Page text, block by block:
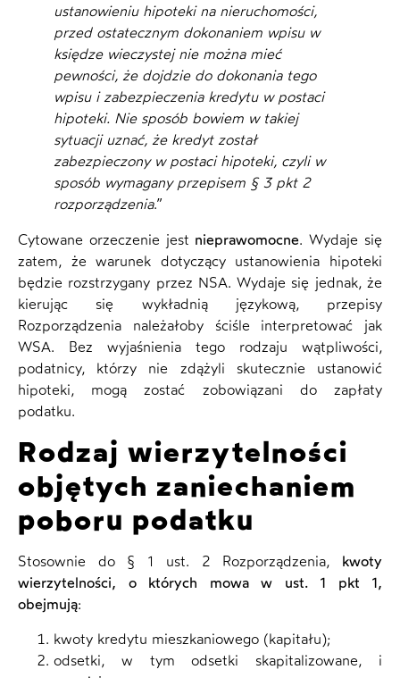
ustanowieniu hipoteki na nieruchomości,
przed ostatecznym dokonaniem wpisu w
księdze wieczystej nie można mieć
pewności, że dojdzie do dokonania tego
wpisu i zabezpieczenia kredytu w postaci
hipoteki. Nie sposób bowiem w takiej
sytuacji uznać, że kredyt został
zabezpieczony w postaci hipoteki, czyli w
sposób wymagany przepisem § 3 pkt 2
rozporządzenia.”
Cytowane orzeczenie jest nieprawomocne. Wydaje się
zatem, że warunek dotyczący ustanowienia hipoteki
będzie rozstrzygany przez NSA. Wydaje się jednak, że
kierując się wykładnią językową, przepisy
Rozporządzenia należałoby ściśle interpretować jak
WSA. Bez wyjaśnienia tego rodzaju wątpliwości,
podatnicy, którzy nie zdążyli skutecznie ustanowić
hipoteki, mogą zostać zobowiązani do zapłaty
podatku.
Rodzaj wierzytelności
objętych zaniechaniem
poboru podatku
Stosownie do § 1 ust. 2 Rozporządzenia, kwoty
wierzytelności, o których mowa w ust. 1 pkt 1,
obejmują:
kwoty kredytu mieszkaniowego (kapitału);
odsetki, w tym odsetki skapitalizowane, i